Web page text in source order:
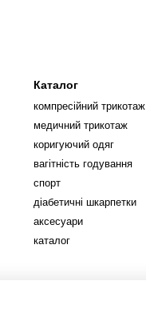
Каталог
компресійний трикотаж
медичний трикотаж
коригуючий одяг
вагітність годування
спорт
діабетичні шкарпетки
аксесуари
каталог